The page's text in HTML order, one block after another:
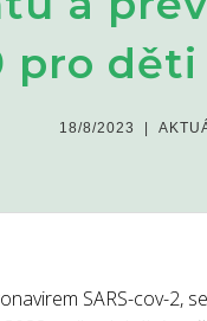
pro
18/8/2023 |
SARS-cov-2,